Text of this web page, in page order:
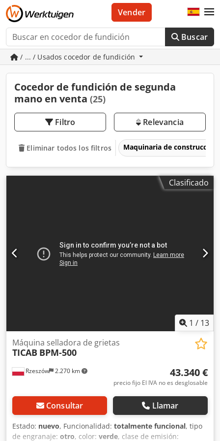
Buscar
Vender
/ ... / Usados cocedor de fundición
Cocedor de fundición de segunda
mano en venta (25)
Filtro Relevancia
Eliminar todos los filtros Maquinaria de construcción
Clasificado
1 / 13
Rzeszów 2.270 km
Máquina selladora de grietas
TICAB BPM-500
43.340 €
precio fijo El IVA no es desglosable
Consultar Llamar
Estado: nuevo, Funcionalidad: totalmente funcional, tipo
de engranaje: otro, color: verde, clase de emisión: